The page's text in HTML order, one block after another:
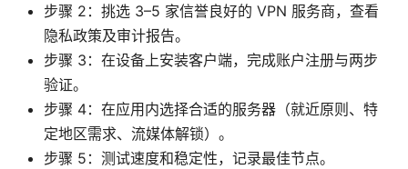
步骤 2：挑选 3–5 家信誉良好的 VPN 服务商，查看
隐私政策及审计报告。
步骤 3：在设备上安装客户端，完成账户注册与两步
验证。
步骤 4：在应用内选择合适的服务器（就近原则、特
定地区需求、流媒体解锁）。
步骤 5：测试速度和稳定性，记录最佳节点。